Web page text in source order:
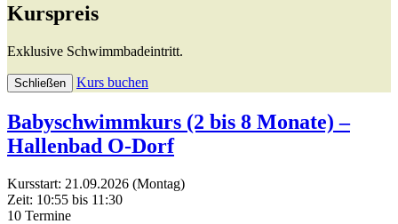
Kurspreis
Exklusive Schwimmbadeintritt.
Schließen Kurs buchen
Babyschwimmkurs (2 bis 8 Monate) –
Hallenbad O-Dorf
Kursstart: 21.09.2026 (Montag)
Zeit: 10:55 bis 11:30
10 Termine